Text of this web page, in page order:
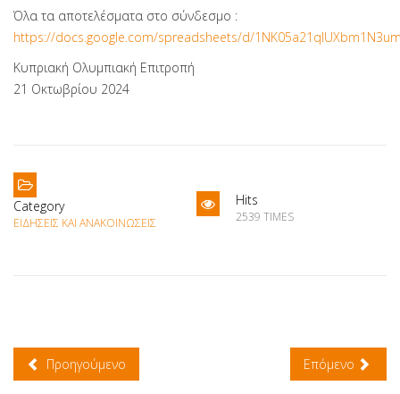
Όλα τα αποτελέσματα στο σύνδεσμο :
https://docs.google.com/spreadsheets/d/
Κυπριακή Ολυμπιακή Επιτροπή
21 Οκτωβρίου 2024
Category
ΕΙΔΉΣΕΙΣ ΚΑΙ ΑΝΑΚΟΙΝΏΣΕΙΣ
Hits
2539 TIMES
Προηγούμενο Επόμενο